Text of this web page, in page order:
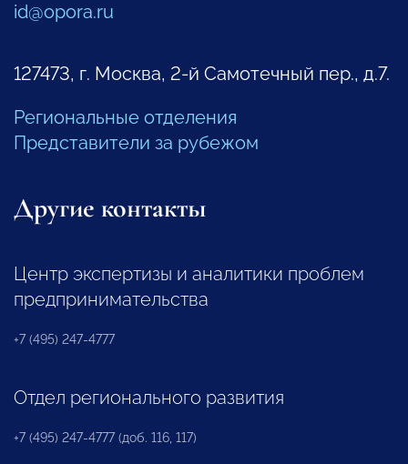
id@opora.ru
127473, г. Москва, 2-й Самотечный пер., д.7.
Региональные отделения
Представители за рубежом
Другие контакты
Центр экспертизы и аналитики проблем
предпринимательства
+7 (495) 247-4777
Отдел регионального развития
+7 (495) 247-4777 (доб. 116, 117)